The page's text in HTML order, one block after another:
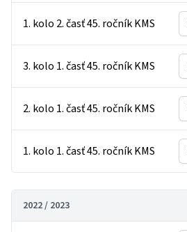
1. kolo 2. časť 45. ročník KMS
3. kolo 1. časť 45. ročník KMS
2. kolo 1. časť 45. ročník KMS
1. kolo 1. časť 45. ročník KMS
2022 / 2023